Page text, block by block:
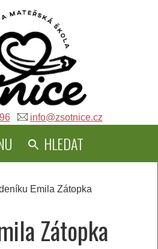
info@zsotnice.cz
HLEDAT
Emila Zátopka
Zátopka